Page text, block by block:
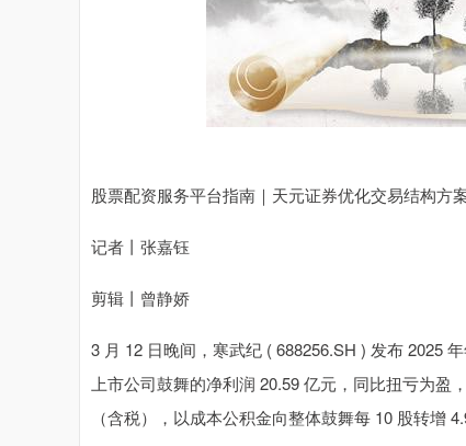
股票配资服务平台指南｜天元证券优化交易结构方
记者丨张嘉钰
剪辑丨曾静娇
3 月 12 日晚间，寒武纪 ( 688256.SH ) 发布 2025
上市公司鼓舞的净利润 20.59 亿元，同比扭亏为
（含税），以成本公积金向整体鼓舞每 10 股转增